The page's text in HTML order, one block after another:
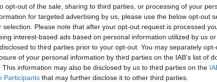
opt-out of the sale, sharing to third parties, or processing of your
for targeted advertising by us, please use the below opt-out
selection. Please note that after your opt-out request is processed
interest-based ads based on personal information utilized by us
to third parties prior to your opt-out. You may separately
of your personal information by third parties on the IAB’s list of
This information may also be disclosed by us to third parties on the
Participants that may further disclose it to other third parties.
Του Μιχάλη Γκιουλένογλου/
info@eurohoops.net
Η αποτυχία τωνΜιλγουόκι Μπακςνα
περάσουν στο 2ο γύρο των playoffs